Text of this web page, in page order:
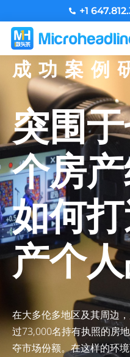
+1
成功案例
突围
个房
如何
产个
在大多伦多地区及其周边
过73,000名持有执照的房
夺市场份额。在这样的环